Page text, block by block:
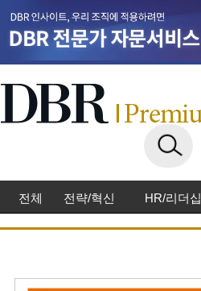
전체 전략/혁신 HR/리더십